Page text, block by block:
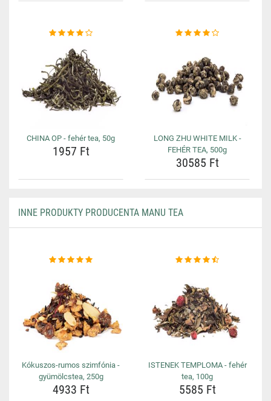
CHINA OP - fehér tea, 50g
1957 Ft
LONG ZHU WHITE MILK -
FEHÉR TEA, 500g
30585 Ft
INNE PRODUKTY PRODUCENTA MANU TEA
Kókuszos-rumos szimfónia -
gyümölcstea, 250g
4933 Ft
ISTENEK TEMPLOMA - fehér
tea, 100g
5585 Ft